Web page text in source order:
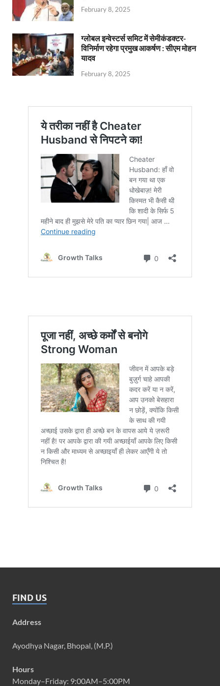
February 8, 2025
ग्लोबल इन्वेस्टर्स समिट में सेमीकंडक्टर-
विनिर्माण रहेगा प्रमुख आकर्षण : सीएम मोहन
यादव
February 8, 2025
FIND US
Address
Ayodhya Nagar, Bhopal, (M.P.)
Hours
Monday–Friday: 9:00AM–5:00PM